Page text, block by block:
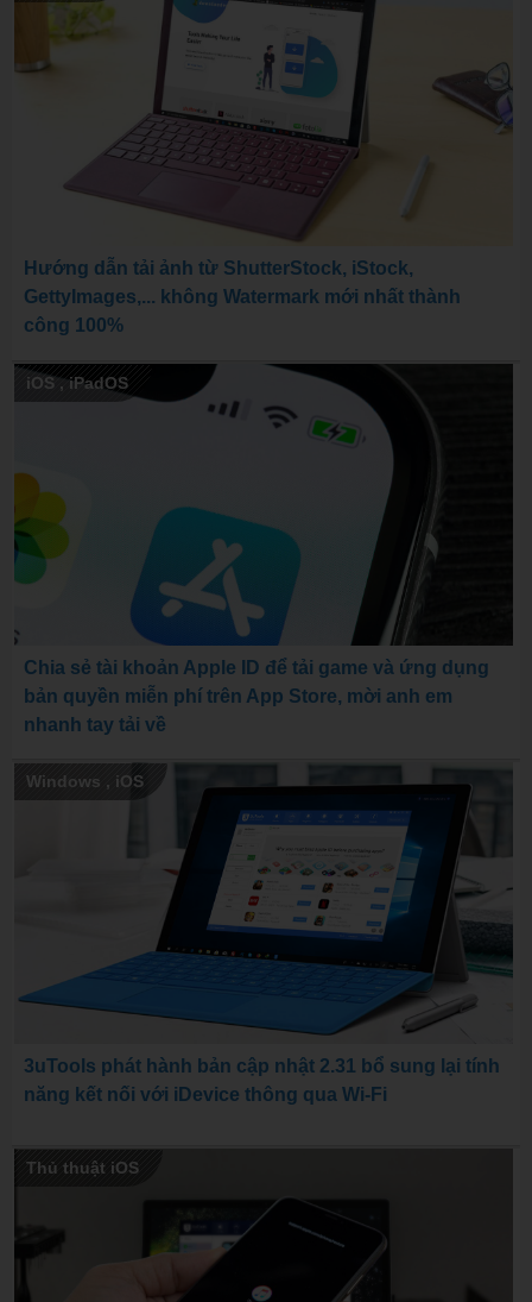
Hướng dẫn tải ảnh từ ShutterStock, iStock,
GettyImages,... không Watermark mới nhất thành
công 100%
iOS ,iPadOS
Chia sẻ tài khoản Apple ID để tải game và ứng dụng
bản quyền miễn phí trên App Store, mời anh em
nhanh tay tải về
Windows , iOS
3uTools phát hành bản cập nhật 2.31 bổ sung lại tính
năng kết nối với iDevice thông qua Wi-Fi
Thủ thuật iOS